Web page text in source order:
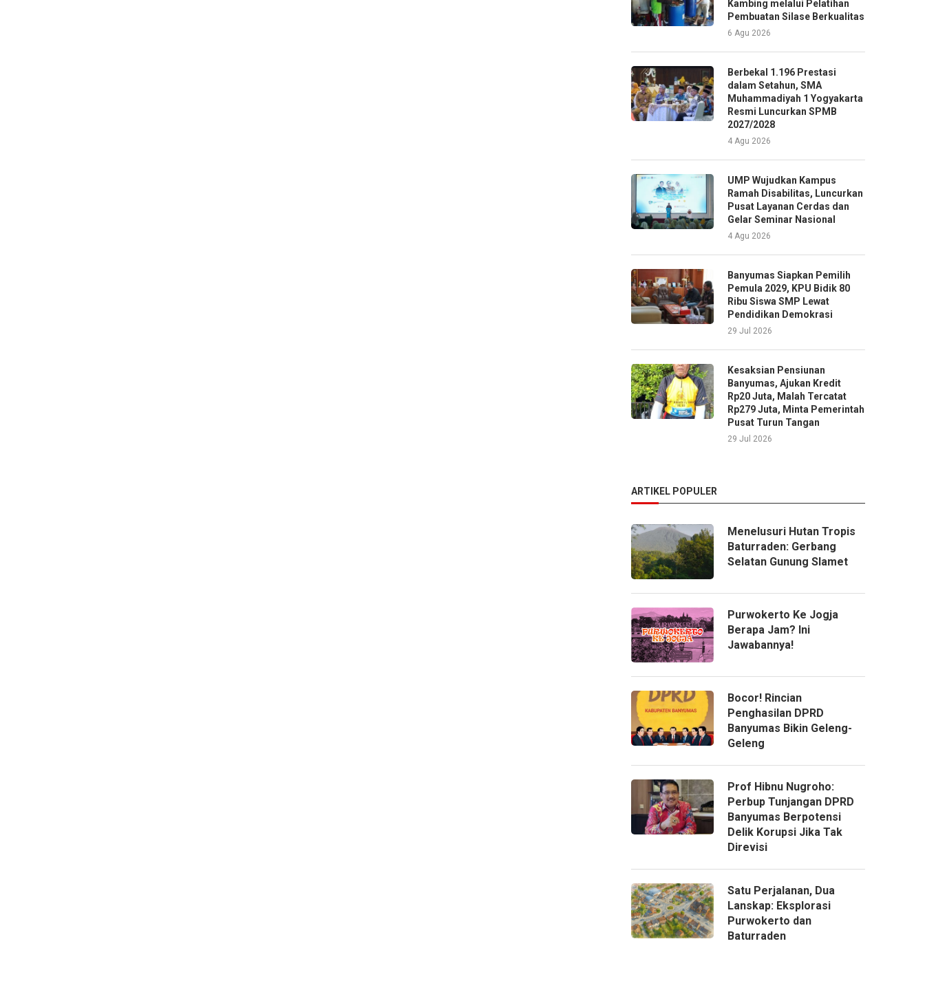
Kambing melalui Pelatihan
Pembuatan Silase Berkualitas
6 Agu 2026
Berbekal 1.196 Prestasi
dalam Setahun, SMA
Muhammadiyah 1 Yogyakarta
Resmi Luncurkan SPMB
2027/2028
4 Agu 2026
UMP Wujudkan Kampus
Ramah Disabilitas, Luncurkan
Pusat Layanan Cerdas dan
Gelar Seminar Nasional
4 Agu 2026
Banyumas Siapkan Pemilih
Pemula 2029, KPU Bidik 80
Ribu Siswa SMP Lewat
Pendidikan Demokrasi
29 Jul 2026
Kesaksian Pensiunan
Banyumas, Ajukan Kredit
Rp20 Juta, Malah Tercatat
Rp279 Juta, Minta Pemerintah
Pusat Turun Tangan
29 Jul 2026
ARTIKEL POPULER
Menelusuri Hutan Tropis
Baturraden: Gerbang
Selatan Gunung Slamet
Purwokerto Ke Jogja
Berapa Jam? Ini
Jawabannya!
Bocor! Rincian
Penghasilan DPRD
Banyumas Bikin Geleng-
Geleng
Prof Hibnu Nugroho:
Perbup Tunjangan DPRD
Banyumas Berpotensi
Delik Korupsi Jika Tak
Direvisi
Satu Perjalanan, Dua
Lanskap: Eksplorasi
Purwokerto dan
Baturraden